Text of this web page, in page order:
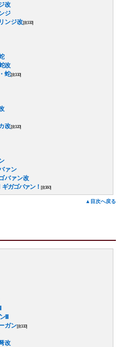
改
ジ
ンジ改[攻330]
改
蛇[攻330]
改[攻320]
ァン
バァン改
ギガゴバァン！ [攻360]
▲目次へ戻る
III
ガン[攻330]
改